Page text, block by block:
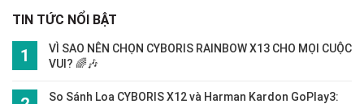
TIN TỨC NỔI BẬT
VÌ SAO NÊN CHỌN CYBORIS RAINBOW X13 CHO MỌI CUỘC
VUI? 🌈🎶
So Sánh Loa CYBORIS X12 và Harman Kardon GoPlay3: